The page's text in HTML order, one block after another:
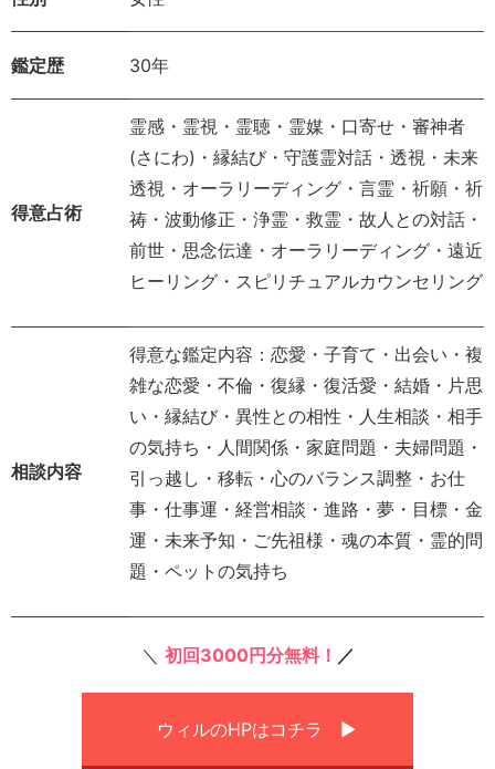
鑑定歴 30年
得意占術
霊感・霊視・霊聴・霊媒・口寄せ・審神者
(さにわ)・縁結び・守護霊対話・透視・未来
透視・オーラリーディング・言霊・祈願・祈
祷・波動修正・浄霊・救霊・故人との対話・
前世・思念伝達・オーラリーディング・遠近
ヒーリング・スピリチュアルカウンセリング
相談内容
得意な鑑定内容：恋愛・子育て・出会い・複
雑な恋愛・不倫・復縁・復活愛・結婚・片思
い・縁結び・異性との相性・人生相談・相手
の気持ち・人間関係・家庭問題・夫婦問題・
引っ越し・移転・心のバランス調整・お仕
事・仕事運・経営相談・進路・夢・目標・金
運・未来予知・ご先祖様・魂の本質・霊的問
題・ペットの気持ち
＼ 初回3000円分無料！ ／
ウィルのHPはコチラ ▶︎